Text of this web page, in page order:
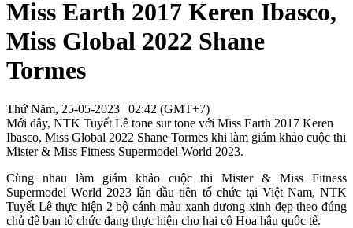
Miss Earth 2017 Keren Ibasco,
Miss Global 2022 Shane
Tormes
Thứ Năm, 25-05-2023 | 02:42 (GMT+7)
Mới đây, NTK Tuyết Lê tone sur tone với Miss Earth 2017 Keren
Ibasco, Miss Global 2022 Shane Tormes khi làm giám khảo cuộc thi
Mister & Miss Fitness Supermodel World 2023.
Cùng nhau làm giám khảo cuộc thi Mister & Miss Fitness
Supermodel World 2023 lần đầu tiên tổ chức tại Việt Nam, NTK
Tuyết Lê thực hiện 2 bộ cánh màu xanh dương xinh đẹp theo đúng
chủ đề ban tổ chức đang thực hiện cho hai cô Hoa hậu quốc tế.